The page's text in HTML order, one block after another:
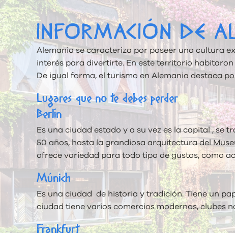
INFORMACIÓN DE
Alemania se caracteriza por poseer una cultura
interés para divertirte. En este territorio
De igual forma, el turismo en Alemania destaca
Lugares que no te debes perder
Berlín
Es una ciudad estado y a su vez es la capital , se
50 años, hasta la grandiosa arquitectura del
ofrece variedad para todo tipo de gustos, como
Múnich
Es una ciudad de historia y tradición. Tiene un
ciudad tiene varios comercios modernos, clubes